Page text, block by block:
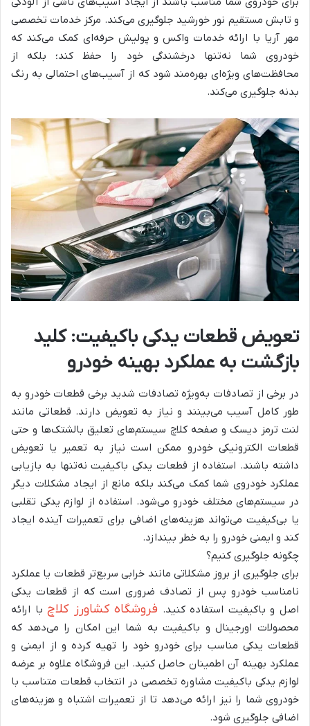
و تابش مستقیم نور خورشید جلوگیری می‌کند. مرکز خدمات تخصصی
مهر آریا با ارائه خدمات واکس و پولیش حرفه‌ای کمک می‌کند که
خودروی شما نه‌تنها درخشندگی خود را حفظ کند؛ بلکه از
محافظت‌های ویژه‌ای بهره‌مند شود که از آسیب‌های احتمالی به رنگ
بدنه جلوگیری می‌کند.
تعویض قطعات یدکی باکیفیت: کلید
بازگشت به عملکرد بهینه خودرو
در برخی از تصادفات به‌ویژه تصادفات شدید برخی قطعات خودرو به
طور کامل آسیب می‌بینند و نیاز به تعویض دارند. قطعاتی مانند
لنت ترمز دیسک و صفحه کلاچ سیستم‌های تعلیق بالشتک‌ها و حتی
قطعات الکترونیکی خودرو ممکن است نیاز به تعمیر یا تعویض
داشته باشند. استفاده از قطعات یدکی باکیفیت نه‌تنها به بازیابی
عملکرد خودروی شما کمک می‌کند بلکه مانع از ایجاد مشکلات دیگر
در سیستم‌های مختلف خودرو می‌شود. استفاده از لوازم یدکی تقلبی
یا بی‌کیفیت می‌تواند هزینه‌های اضافی برای تعمیرات آینده ایجاد
کند و ایمنی خودرو را به خطر بیندازد.
چگونه جلوگیری کنیم؟
برای جلوگیری از بروز مشکلاتی مانند خرابی سریع‌تر قطعات یا عملکرد
نامناسب خودرو پس از تصادف ضروری است که از قطعات یدکی
اصل و باکیفیت استفاده کنید. فروشگاه کشاورز کلاچبا ارائه
محصولات اورجینال و باکیفیت به شما این امکان را می‌دهد که
قطعات یدکی مناسب برای خودرو خود را تهیه کرده و از ایمنی و
عملکرد بهینه آن اطمینان حاصل کنید. این فروشگاه علاوه بر عرضه
لوازم یدکی باکیفیت مشاوره تخصصی در انتخاب قطعات متناسب با
خودروی شما را نیز ارائه می‌دهد تا از تعمیرات اشتباه و هزینه‌های
اضافی جلوگیری شود.